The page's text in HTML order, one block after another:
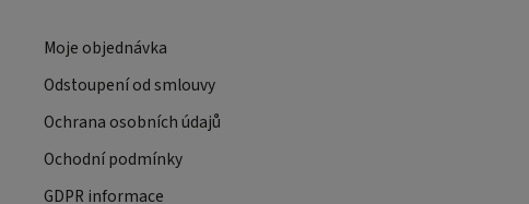
Moje objednávka
Odstoupení od smlouvy
Ochrana osobních údajů
Ochodní podmínky
GDPR informace